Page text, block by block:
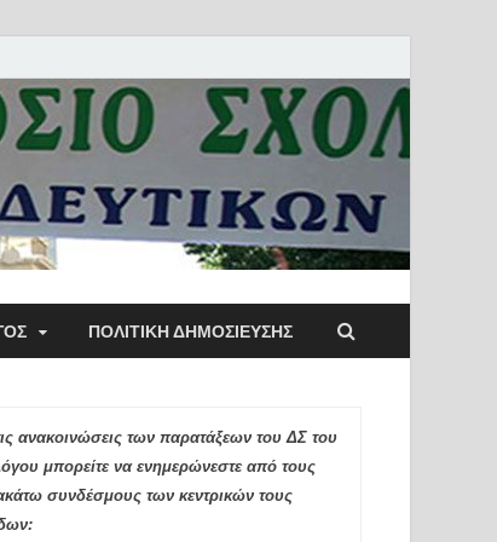
Αθηνών
Π.Ε.
ΠΟΛΙΤΙΚΉ ΔΗΜΟΣΊΕΥΣΗΣ
ανακοινώσεις των παρατάξεων του ΔΣ του
μπορείτε να ενημερώνεστε από τους
συνδέσμους των κεντρικών τους